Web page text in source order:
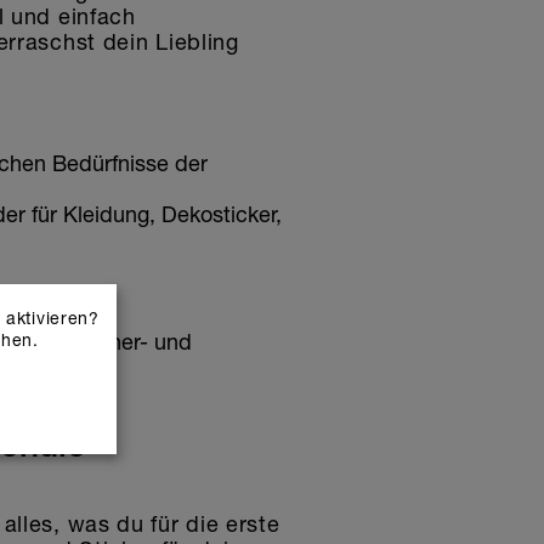
und einfach
dein Liebling
Bedürfnisse der
für Kleidung, Dekosticker,
trockner- und
was du für die erste
aktivieren?